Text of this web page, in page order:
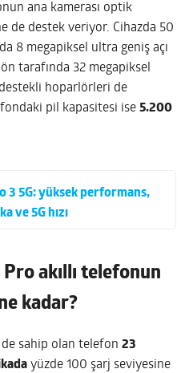
ana kamerası optik
de destek veriyor. Cihazda 50
8 megapiksel ultra geniş açı
tarafında 32 megapiksel
hoparlörleri de
pil kapasitesi ise5.200
3 5G: yüksek performans,
ve 5G hızı
akıllı telefonun
kadar?
de sahip olan telefon23
yüzde 100 şarj seviyesine